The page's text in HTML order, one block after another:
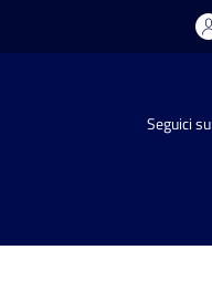
Seguici su